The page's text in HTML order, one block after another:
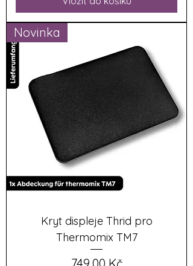
Novinka
Kryt displeje Thrid pro
Thermomix TM7
Cena